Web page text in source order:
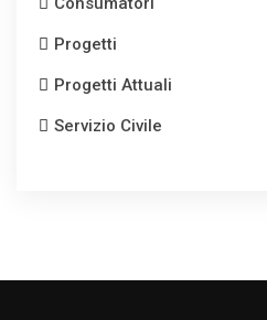
Progetti
Progetti Attuali
Servizio Civile